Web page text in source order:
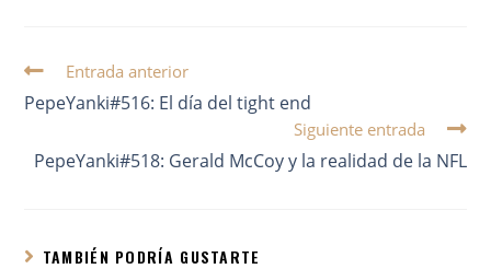
Entrada anterior
PepeYanki#516: El día del tight end
Siguiente entrada
PepeYanki#518: Gerald McCoy y la realidad de la NFL
TAMBIÉN PODRÍA GUSTARTE